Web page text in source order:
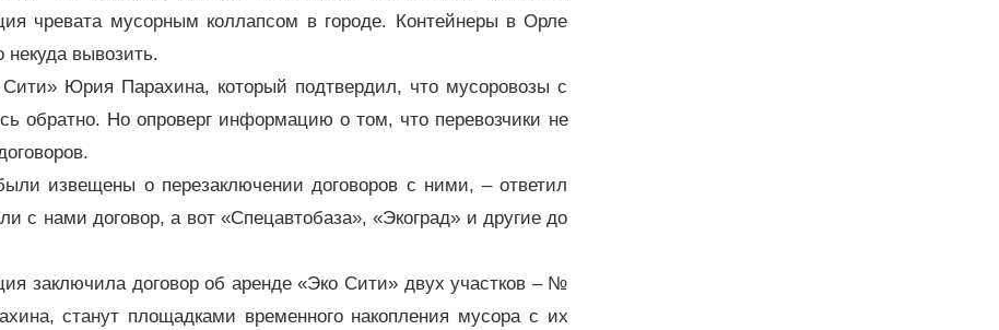
чревата мусорным коллапсом в городе. Контейнеры в Орле
некуда вывозить.
Юрия Парахина, который подтвердил, что мусоровозы с
обратно. Но опроверг информацию о том, что перевозчики не
извещены о перезаключении договоров с ними, – ответил
с нами договор, а вот «Спецавтобаза», «Экоград» и другие до
заключила договор об аренде «Эко Сити» двух участков – №
станут площадками временного накопления мусора с их